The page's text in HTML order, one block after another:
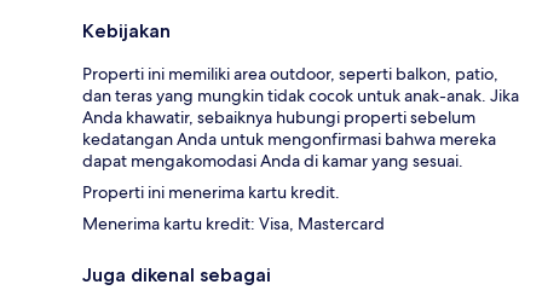
Kebijakan
Properti ini memiliki area outdoor, seperti balkon, patio,
dan teras yang mungkin tidak cocok untuk anak-anak. Jika
Anda khawatir, sebaiknya hubungi properti sebelum
kedatangan Anda untuk mengonfirmasi bahwa mereka
dapat mengakomodasi Anda di kamar yang sesuai.
Properti ini menerima kartu kredit.
Menerima kartu kredit: Visa, Mastercard
Juga dikenal sebagai